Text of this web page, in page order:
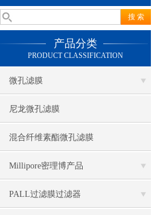
产品分类
PRODUCT CLASSIFICATION
微孔滤膜
尼龙微孔滤膜
混合纤维素酯微孔滤膜
Millipore密理博产品
PALL过滤膜过滤器